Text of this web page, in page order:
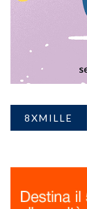
8XMILLE